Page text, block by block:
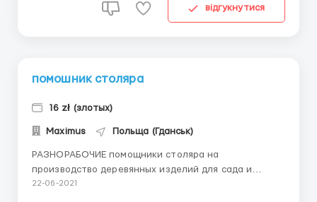
месяца 17 зл. Обязанности: пакование мяса,
поддержание рабочего мес...
відгукнутися
помошник столяра
16 zł (злотых)
Maximus Польща (Гданськ)
РАЗНОРАБОЧИЕ помощники столяра на
производство деревянных изделий для сада и
огорода! Требования: ✔Опыт работы: не требуется;
22-06-2021